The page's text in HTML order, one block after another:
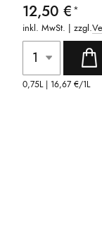
12,50 €
inkl. MwSt. | zzgl.
0,75L | 16,67 €/1L